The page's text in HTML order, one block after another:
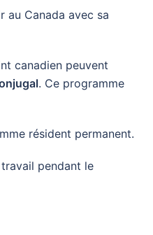
au Canada avec sa
canadien peuvent
. Ce programme
résident permanent.
pendant le